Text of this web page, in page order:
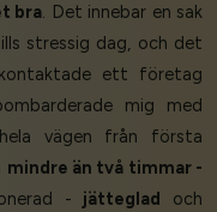
bra. Det innebar en sak
stressig dag, och det
ett företag
mig med
vägen från första
mindre än två timmar -
- jätteglad och